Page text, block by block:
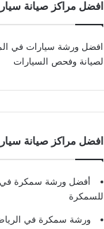
افضل مراكز صيانة
افضل ورشة سيارات في
لصيانة وفحص السيارات
افضل مراكز صيانة
أفضل ورشة سمكرة في
للسمكرة
ورشة سمكرة في